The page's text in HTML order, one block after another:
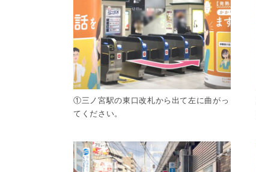
①三ノ宮駅の東口改札から出て左に曲がっ
てください。